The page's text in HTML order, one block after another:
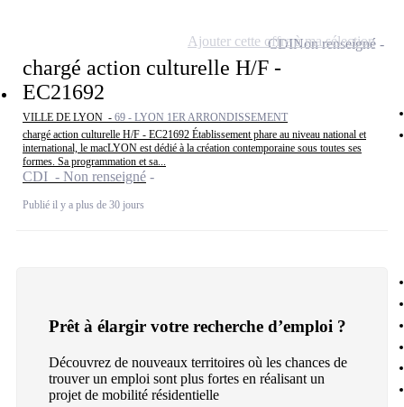
chargé action culturelle H/F -
EC21692
VILLE DE LYON - 69 - LYON 1ER ARRONDISSEMENT
chargé action culturelle H/F - EC21692 Établissement phare au niveau national et
international, le macLYON est dédié à la création contemporaine sous toutes ses
formes. Sa programmation et sa...
CDI - Non renseigné
Publié il y a plus de 30 jours
CDINon renseigné
Ajouter cette offre à ma sélection
Prêt à élargir votre recherche d’emploi ?
Découvrez de nouveaux territoires où les chances de
trouver un emploi sont plus fortes en réalisant un
projet de mobilité résidentielle